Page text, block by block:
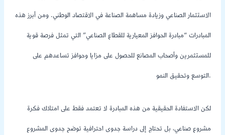
الاستثمار الصناعي وزيادة مساهمة الصناعة في الاقتصاد الوطني. ومن أبرز هذه
المبادرات “مبادرة الحوافز المعيارية للقطاع الصناعي” التي تمثل فرصة قوية
للمستثمرين وأصحاب المصانع للحصول على مزايا وحوافز تساعدهم على
التوسع وتحقيق النمو.
لكن الاستفادة الحقيقية من هذه المبادرة لا تعتمد فقط على امتلاك فكرة
مشروع صناعي، بل تحتاج إلى دراسة جدوى احترافية توضح جدوى المشروع